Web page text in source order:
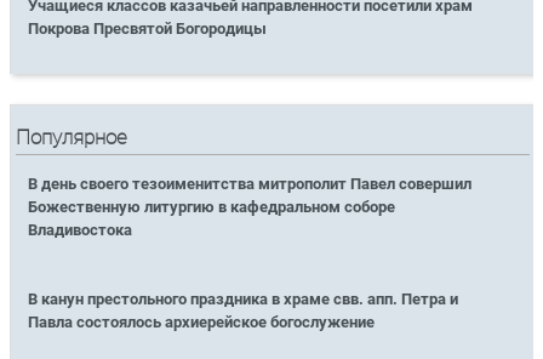
Учащиеся классов казачьей направленности посетили храм
Покрова Пресвятой Богородицы
Популярное
В день своего тезоименитства митрополит Павел совершил
Божественную литургию в кафедральном соборе
Владивостока
В канун престольного праздника в храме свв. апп. Петра и
Павла состоялось архиерейское богослужение